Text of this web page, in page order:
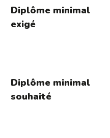
Diplôme minimal
exigé
Diplôme minimal
souhaité